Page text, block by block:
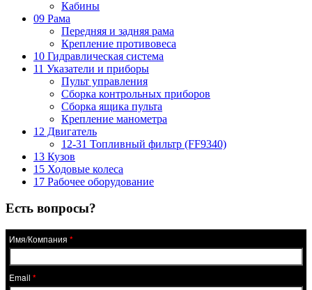
Кабины
09 Рама
Передняя и задняя рама
Крепление противовеса
10 Гидравлическая система
11 Указатели и приборы
Пульт управления
Сборка контрольных приборов
Сборка ящика пульта
Крепление манометра
12 Двигатель
12-31 Топливный фильтр (FF9340)
13 Кузов
15 Ходовые колеса
17 Рабочее оборудование
Есть вопросы?
Имя/Компания *
Email *